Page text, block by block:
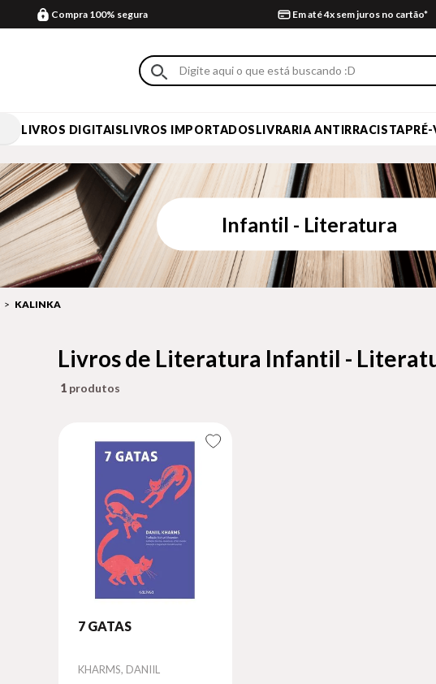
Compra 100% segura Em até 4x sem juros no cartão*
LIVROS DIGITAISLIVROS IMPORTADOSLIVRARIA ANTIRRACISTA
Infantil - Literatura
KALINKA
Livros de Literatura Infantil -
1
7 GATAS
Autor
KHARMS, DANIIL